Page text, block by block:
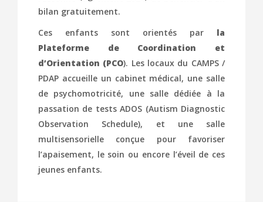
bilan gratuitement.
Ces enfants sont orientés par la
Plateforme de Coordination et
d’Orientation (PCO). Les locaux du CAMPS /
PDAP accueille un cabinet médical, une salle
de psychomotricité, une salle dédiée à la
passation de tests ADOS (Autism Diagnostic
Observation Schedule), et une salle
multisensorielle conçue pour favoriser
l’apaisement, le soin ou encore l’éveil de ces
jeunes enfants.